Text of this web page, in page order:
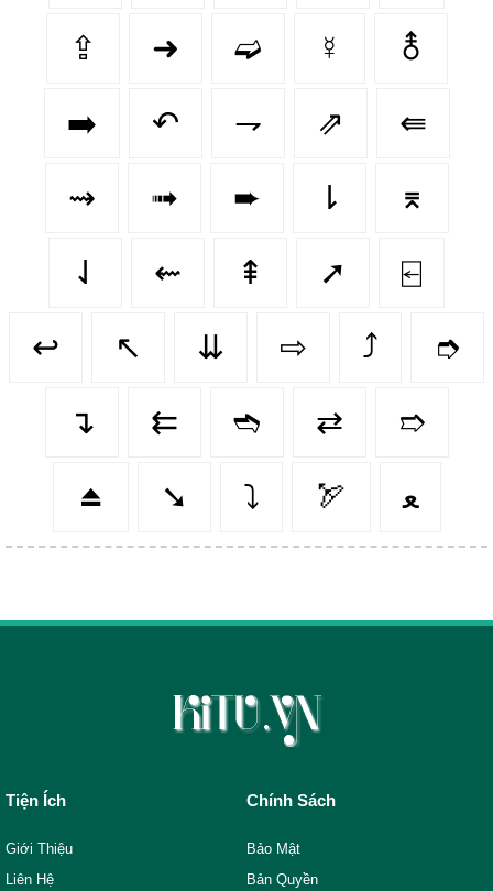
⇪ ➜ ➫ ☿ ⚨
➡️ ↶ ⇁ ⇗ ⇚
⇝ ➟ ➨ ⇂ ⌆
⇃ ⇜ ⇞ ➚ ⍇
↩️ ↖️ ⇊ ⇨ ⤴️ ➮
↴ ⇇ ➬ ⇄ ➱
⏏️ ➘ ⤵️ 🏹 ﻌ
Tiện Ích
Giới Thiệu
Liên Hệ
Chính Sách
Bảo Mật
Bản Quyền